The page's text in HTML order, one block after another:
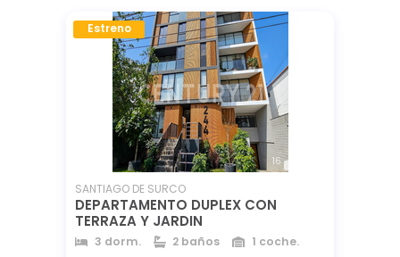
Estreno
16
SANTIAGO DE SURCO
DEPARTAMENTO DUPLEX CON
TERRAZA Y JARDIN
3 dorm. 2 baños
1 coche.